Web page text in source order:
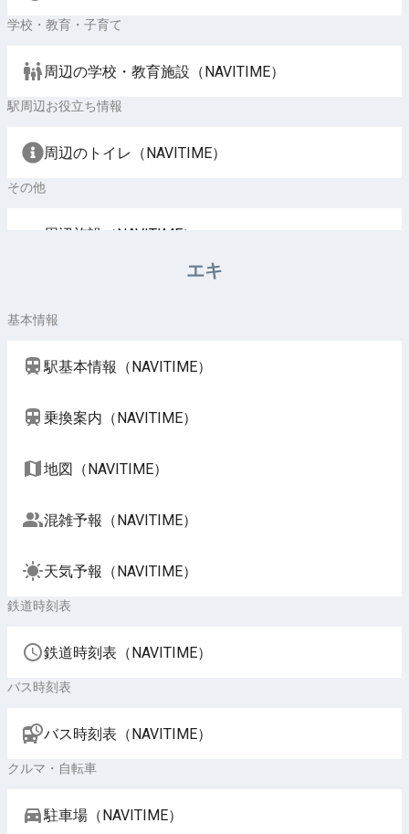
学校・教育・子育て
周辺の学校・教育施設（NAVITIME）
駅周辺お役立ち情報
周辺のトイレ（NAVITIME）
その他
周辺施設（NAVITIME）
エキ
基本情報
駅基本情報（NAVITIME）
乗換案内（NAVITIME）
地図（NAVITIME）
混雑予報（NAVITIME）
天気予報（NAVITIME）
鉄道時刻表
鉄道時刻表（NAVITIME）
バス時刻表
バス時刻表（NAVITIME）
クルマ・自転車
駐車場（NAVITIME）